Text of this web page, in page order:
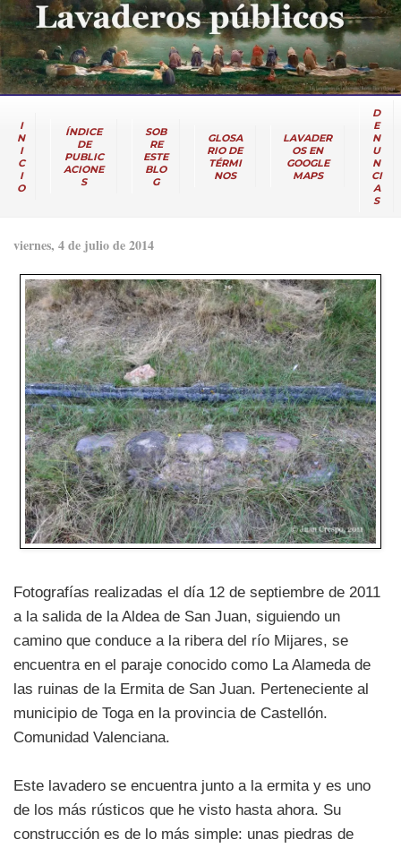
I
N
I
C
I
O
ÍNDICE
DE
PUBLIC
ACIONE
S
SOB
RE
ESTE
BLO
G
GLOSA
RIO DE
TÉRMI
NOS
LAVADER
OS EN
GOOGLE
MAPS
D
E
N
U
N
CI
A
S
viernes, 4 de julio de 2014
Fotografías realizadas el día 12 de septiembre de 2011
a la salida de la Aldea de San Juan, siguiendo un
camino que conduce a la ribera del río Mijares, se
encuentra en el paraje conocido como La Alameda de
las ruinas de la Ermita de San Juan. Perteneciente al
municipio de Toga en la provincia de Castellón.
Comunidad Valenciana.
Este lavadero se encuentra junto a la ermita y es uno
de los más rústicos que he visto hasta ahora. Su
construcción es de lo más simple: unas piedras de